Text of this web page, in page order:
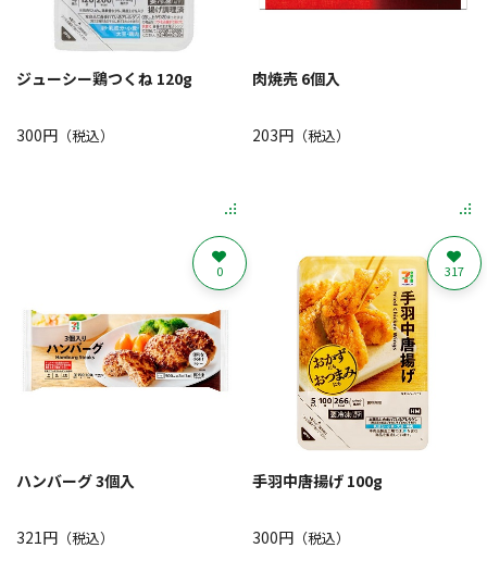
ジューシー鶏つくね 120g
300円 （税込）
肉焼売 6個入
203円（税込）
ハンバーグ 3個入
321円 （税込）
0
手羽中唐揚げ 100g
300円（税込）
317